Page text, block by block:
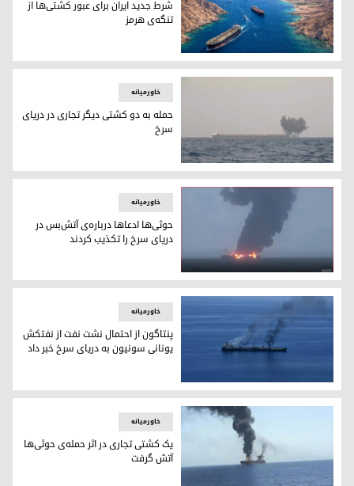
شرط جدید ایران برای عبور کشتی‌ها از تنگه‌ی هرمز
شرط جدید ایران برای عبور کشتی‌ها از
تنگه‌ی هرمز
حمله به دو کشتی دیگر تجاری در دریای سرخ
خاورمیانه
حمله به دو کشتی دیگر تجاری در دریای
سرخ
نفت‌کش سونیون در دریای سرخ دچار آتش‌سوزی شده است
خاورمیانه
حوثی‌ها ادعاها درباره‌ی آتش‌بس در
دریای سرخ را تکذیب کردند
نفت‌کش سونیون در حال سوختن
خاورمیانه
پنتاگون از احتمال نشت نفت از نفتکش
یونانی سونیون به دریای سرخ خبر داد
خاورمیانه
یک کشتی تجاری در اثر حمله‌ی حوثی‌ها
آتش گرفت